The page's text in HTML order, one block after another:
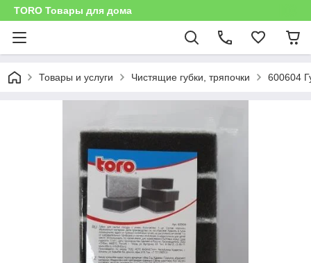
TORO Товары для дома
Товары и услуги Чистящие губки, тряпочки 600604